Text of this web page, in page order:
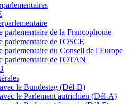
parlementaire de la Francophonie
parlementaire de l'OSCE
parlementaire du Conseil de l'Europe
parlementaire de l'OTAN
le Bundestag (Dél-D)
le Parlement autrichien (Dél-A)